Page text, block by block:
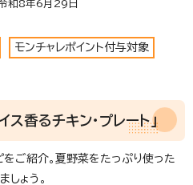
和8年6月29日
モンチャレポイント付与対象
香るチキン・プレート」
をご紹介。夏野菜をたっぷり使った
しょう。